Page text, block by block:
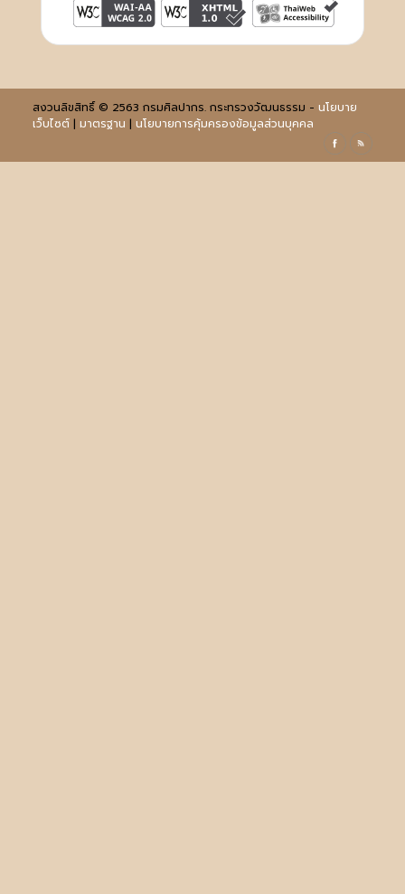
สงวนลิขสิทธิ์ © 2563 กรมศิลปากร. กระทรวงวัฒนธรรม - นโยบาย
เว็บไซต์| มาตรฐาน | นโยบายการคุ้มครองข้อมูลส่วนบุคคล